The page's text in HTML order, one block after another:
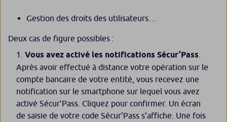
Gestion des droits des utilisateurs…
Deux cas de figure possibles :
Vous avez activé les notifications Sécur’Pass
Après avoir effectué à distance votre opération sur le
compte bancaire de votre entité, vous recevez une
notification sur le smartphone sur lequel vous avez
activé Sécur’Pass. Cliquez pour confirmer. Un écran
de saisie de votre code Sécur’Pass s’affiche. Une fois